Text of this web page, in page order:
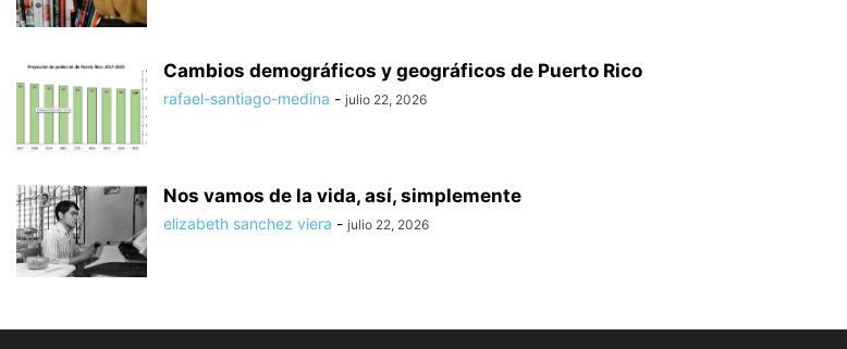
Cambios demográficos y geográficos de Puerto Rico
rafael-santiago-medina - julio 22, 2026
Nos vamos de la vida, así, simplemente
elizabeth sanchez viera - julio 22, 2026